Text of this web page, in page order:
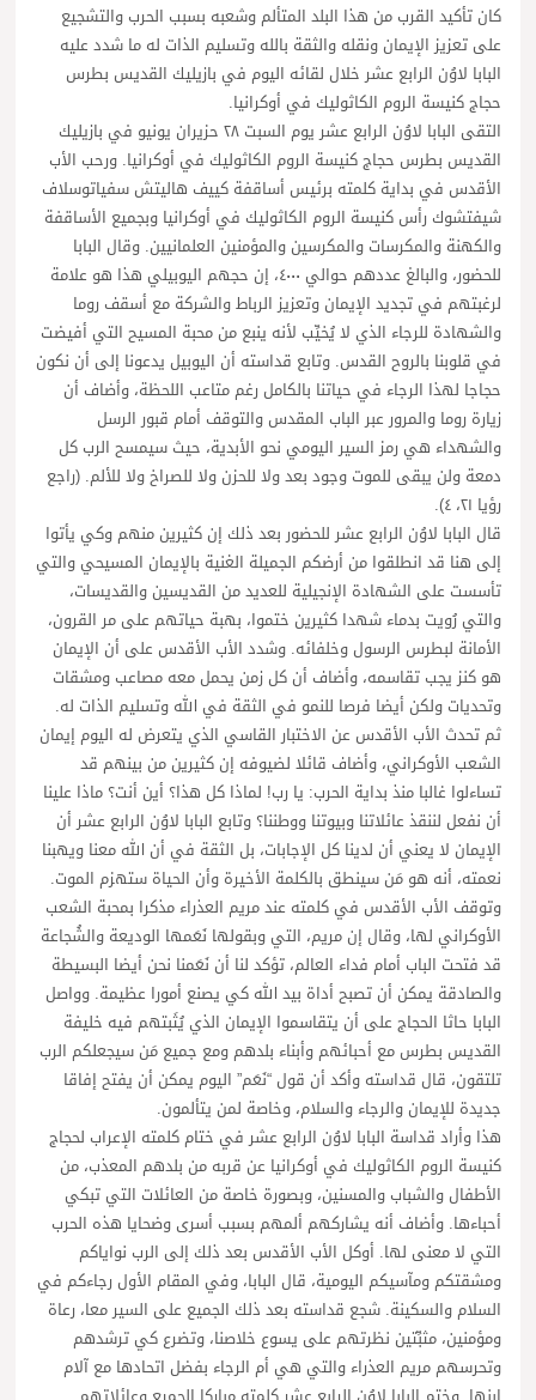
كان تأكيد القرب من هذا البلد المتألم وشعبه بسبب الحرب والتشجيع
على تعزيز الإيمان ونقله والثقة بالله وتسليم الذات له ما شدد عليه
البابا لاوُن الرابع عشر خلال لقائه اليوم في بازيليك القديس بطرس
حجاج كنيسة الروم الكاثوليك في أوكرانيا.
التقى البابا لاوُن الرابع عشر يوم السبت ٢٨ حزيران يونيو في بازيليك
القديس بطرس حجاج كنيسة الروم الكاثوليك في أوكرانيا. ورحب الأب
الأقدس في بداية كلمته برئيس أساقفة كييف هاليتش سفياتوسلاف
شيفتشوك رأس كنيسة الروم الكاثوليك في أوكرانيا وبجميع الأساقفة
والكهنة والمكرسات والمكرسين والمؤمنين العلمانيين. وقال البابا
للحضور، والبالغ عددهم حوالي ٤٠٠٠، إن حجهم اليوبيلي هذا هو علامة
لرغبتهم في تجديد الإيمان وتعزيز الرباط والشركة مع أسقف روما
والشهادة للرجاء الذي لا يُخيِّب لأنه ينبع من محبة المسيح التي أفيضت
في قلوبنا بالروح القدس. وتابع قداسته أن اليوبيل يدعونا إلى أن نكون
حجاجا لهذا الرجاء في حياتنا بالكامل رغم متاعب اللحظة، وأضاف أن
زيارة روما والمرور عبر الباب المقدس والتوقف أمام قبور الرسل
والشهداء هي رمز السير اليومي نحو الأبدية، حيث سيمسح الرب كل
دمعة ولن يبقى للموت وجود بعد ولا للحزن ولا للصراخ ولا للألم. (راجع
رؤيا ٢١، ٤).
قال البابا لاوُن الرابع عشر للحضور بعد ذلك إن كثيرين منهم وكي يأتوا
إلى هنا قد انطلقوا من أرضكم الجميلة الغنية بالإيمان المسيحي والتي
تأسست على الشهادة الإنجيلية للعديد من القديسين والقديسات،
والتي رُويت بدماء شهدا كثيرين ختموا، بهبة حياتهم على مر القرون،
الأمانة لبطرس الرسول وخلفائه. وشدد الأب الأقدس على أن الإيمان
هو كنز يجب تقاسمه، وأضاف أن كل زمن يحمل معه مصاعب ومشقات
وتحديات ولكن أيضا فرصا للنمو في الثقة في الله وتسليم الذات له.
ثم تحدث الأب الأقدس عن الاختبار القاسي الذي يتعرض له اليوم إيمان
الشعب الأوكراني، وأضاف قائلا لضيوفه إن كثيرين من بينهم قد
تساءلوا غالبا منذ بداية الحرب: يا رب! لماذا كل هذا؟ أين أنت؟ ماذا علينا
أن نفعل لننقذ عائلاتنا وبيوتنا ووطننا؟ وتابع البابا لاوُن الرابع عشر أن
الإيمان لا يعني أن لدينا كل الإجابات، بل الثقة في أن الله معنا ويهبنا
نعمته، أنه هو مَن سينطق بالكلمة الأخيرة وأن الحياة ستهزم الموت.
وتوقف الأب الأقدس في كلمته عند مريم العذراء مذكرا بمحبة الشعب
الأوكراني لها، وقال إن مريم، التي وبقولها نَعَمها الوديعة والشُجاعة
قد فتحت الباب أمام فداء العالم، تؤكد لنا أن نَعَمنا نحن أيضا البسيطة
والصادقة يمكن أن تصبح أداة بيد الله كي يصنع أمورا عظيمة. وواصل
البابا حاثا الحجاج على أن يتقاسموا الإيمان الذي يُثَبتهم فيه خليفة
القديس بطرس مع أحبائهم وأبناء بلدهم ومع جميع مَن سيجعلكم الرب
تلتقون، قال قداسته وأكد أن قول “نَعَم” اليوم يمكن أن يفتح إفاقا
جديدة للإيمان والرجاء والسلام، وخاصة لمن يتألمون.
هذا وأراد قداسة البابا لاوُن الرابع عشر في ختام كلمته الإعراب لحجاج
كنيسة الروم الكاثوليك في أوكرانيا عن قربه من بلدهم المعذب، من
الأطفال والشباب والمسنين، وبصورة خاصة من العائلات التي تبكي
أحباءها. وأضاف أنه يشاركهم ألمهم بسبب أسرى وضحايا هذه الحرب
التي لا معنى لها. أوكل الأب الأقدس بعد ذلك إلى الرب نواياكم
ومشقتكم ومآسيكم اليومية، قال البابا، وفي المقام الأول رجاءكم في
السلام والسكينة. شجع قداسته بعد ذلك الجميع على السير معا، رعاة
ومؤمنين، مثبِّتين نظرتهم على يسوع خلاصنا، وتضرع كي ترشدهم
وتحرسهم مريم العذراء والتي هي أم الرجاء بفضل اتحادها مع آلام